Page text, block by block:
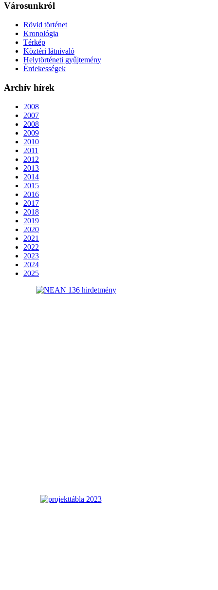
Városunkról
Rövid történet
Kronológia
Térkép
Köztéri látnivaló
Helytörténeti gyűjtemény
Érdekességek
Archív hírek
2008
2007
2008
2009
2010
2011
2012
2013
2014
2015
2016
2017
2018
2019
2020
2021
2022
2023
2024
2025